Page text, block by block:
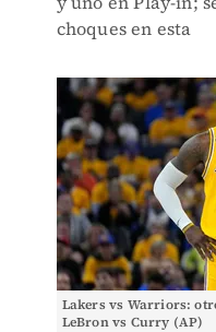
choques en esta
Lakers vs Warriors:
LeBron vs Curry (AP)